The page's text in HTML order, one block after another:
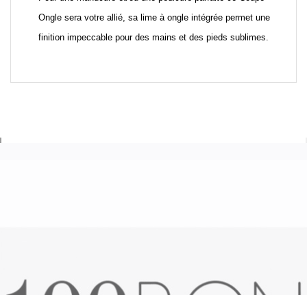
Ongle sera votre allié, sa lime à ongle intégrée permet une
finition impeccable pour des mains et des pieds sublimes.